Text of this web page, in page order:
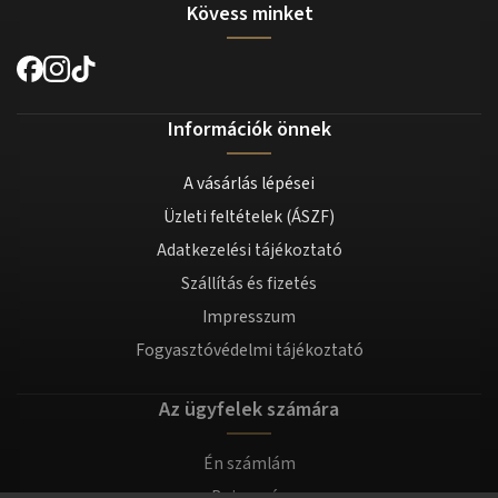
Kövess minket
Információk önnek
A vásárlás lépései
Üzleti feltételek (ÁSZF)
Adatkezelési tájékoztató
Szállítás és fizetés
Impresszum
Fogyasztóvédelmi tájékoztató
Az ügyfelek számára
Én számlám